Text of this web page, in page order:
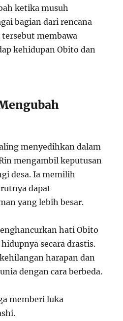
ketika musuh
bagian dari rencana
membawa
kehidupan Obito dan
menyedihkan dalam
mengambil keputusan
desa. Ia memilih
dapat
yang lebih besar.
hati Obito
secara drastis.
harapan dan
dengan cara berbeda.
memberi luka